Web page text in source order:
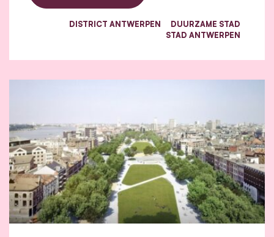
DISTRICT ANTWERPEN
DUURZAME STAD
STAD ANTWERPEN